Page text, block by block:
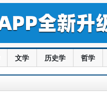
文学 历史学 哲学